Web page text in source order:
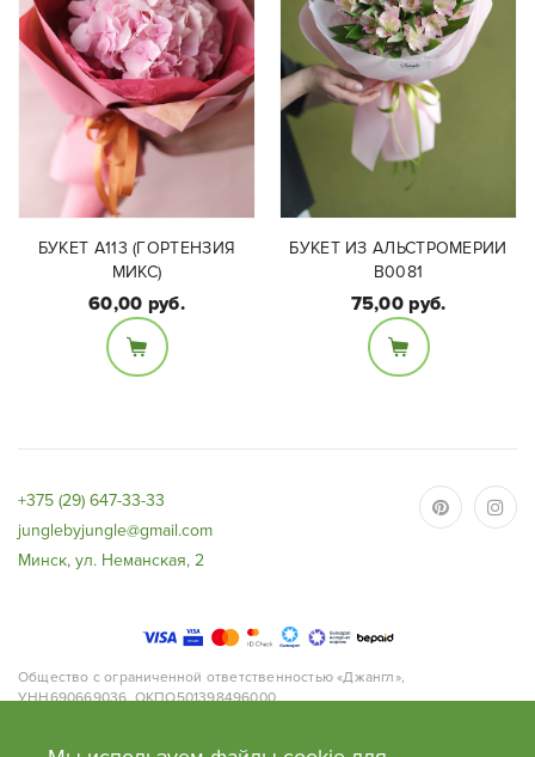
Состав букета:
БУКЕТ A113 (ГОРТЕНЗИЯ
МИКС)
60,00 руб.
Состав букета:
Альстромерия микс
цвет -7 веток.
перед заказом
БУКЕТ ИЗ АЛЬСТРОМЕРИИ
В0081
75,00 руб.
+375 (29) 647-33-33
junglebyjungle@gmail.com
Минск, ул. Неманская, 2
Общество с ограниченной ответственностью «Джангл»,
УНН690669036, ОКПО501398496000